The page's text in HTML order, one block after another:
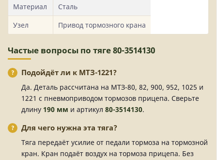
Материал
Сталь
Узел
Привод тормозного крана
Частые вопросы по тяге 80-3514130
Подойдёт ли к МТЗ-1221?
Да. Деталь рассчитана на МТЗ-80, 82, 900, 952, 1025 и
1221 с пневмоприводом тормозов прицепа. Сверьте
длину 190 мм и артикул 80-3514130.
Для чего нужна эта тяга?
Тяга передаёт усилие от педали тормоза на тормозной
кран. Кран подаёт воздух на тормоза прицепа. Без